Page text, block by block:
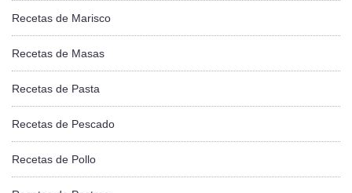
Recetas de Marisco
Recetas de Masas
Recetas de Pasta
Recetas de Pescado
Recetas de Pollo